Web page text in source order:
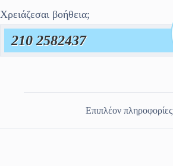
Χρειάζεσαι βοήθεια;
210 2582437
Επιπλέον πληροφορίες